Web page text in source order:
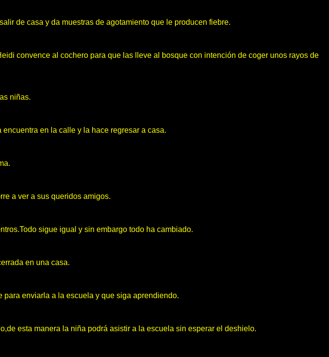
de casa y da muestras de agotamiento que le producen fiebre.
convence al cochero para que las lleve al bosque con intención de coger unos rayos de
niñas.
en la calle y la hace regresar a casa.
a ver a sus queridos amigos.
sigue igual y sin embargo todo ha cambiado.
en una casa.
enviarla a la escuela y que siga aprendiendo.
esta manera la niña podrá asistir a la escuela sin esperar el deshielo.